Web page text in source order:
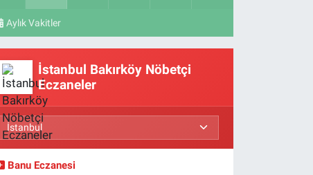
Aylık Vakitler
İstanbul Bakırköy Nöbetçi
Eczaneler
Banu Eczanesi